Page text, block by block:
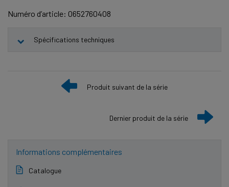
Numéro d’article: 0652760408
Spécifications techniques
Produit suivant de la série
Dernier produit de la série
Informations complémentaires
Catalogue